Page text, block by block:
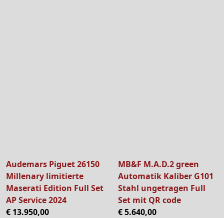
Audemars Piguet 26150
Millenary limitierte
Maserati Edition Full Set
AP Service 2024
€ 13.950,00
MB&F M.A.D.2 green
Automatik Kaliber G101
Stahl ungetragen Full
Set mit QR code
€ 5.640,00